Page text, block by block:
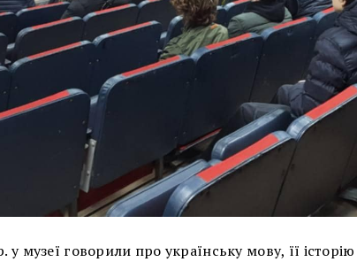
у музеї говорили про українську мову, її